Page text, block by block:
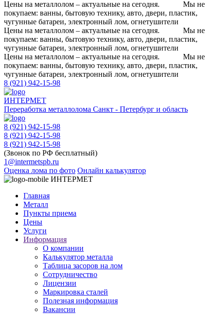
Цены на металлолом – актуальные на сегодня.
Мы не
покупаем: ванны, бытовую технику, авто, двери, пластик,
чугунные батареи, электронный лом, огнетушители
Цены на металлолом – актуальные на сегодня.
Мы не
покупаем: ванны, бытовую технику, авто, двери, пластик,
чугунные батареи, электронный лом, огнетушители
Цены на металлолом – актуальные на сегодня.
Мы не
покупаем: ванны, бытовую технику, авто, двери, пластик,
чугунные батареи, электронный лом, огнетушители
8 (921) 942-15-98
ИНТЕРМЕТ
Переработка металлолома Санкт - Петербург и область
8 (921) 942-15-98
8 (921) 942-15-98
8 (921) 942-15-98
(Звонок по РФ бесплатный)
1@intermetspb.ru
Оценка лома по фото Онлайн калькулятор
ИНТЕРМЕТ
Главная
Металл
Пункты приема
Цены
Услуги
Информация
О компании
Калькулятор металла
Таблица засоров на лом
Сотрудничество
Лицензии
Маркировка сталей
Полезная информация
Вакансии